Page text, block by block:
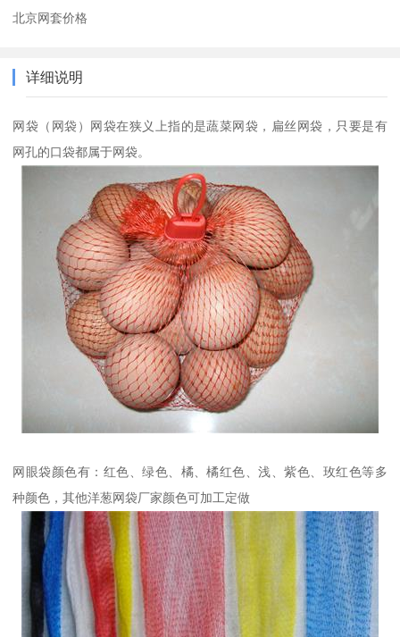
北京网套价格
详细说明
网袋（网袋）网袋在狭义上指的是蔬菜网袋，扁丝网袋，只要是有
网孔的口袋都属于网袋。
网眼袋颜色有：红色、绿色、橘、橘红色、浅、紫色、玫红色等多
种颜色，其他洋葱网袋厂家颜色可加工定做